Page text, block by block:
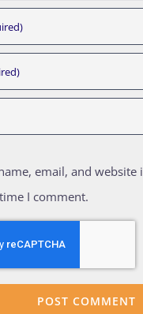
email, and
I comment.